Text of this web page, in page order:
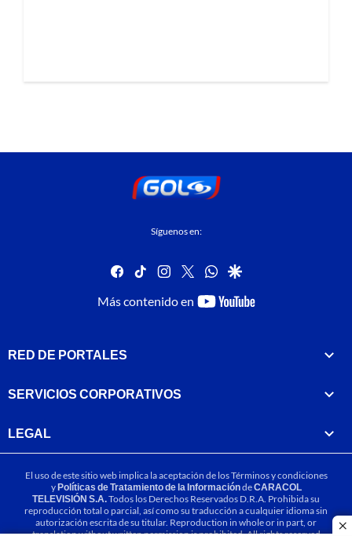
Síguenos en:
facebook
tiktok instagram
twitterwhatsapp
google
Más contenido en
youtube-
RED DE PORTALES
SERVICIOS CORPORATIVOS
LEGAL
El uso de este sitio web implica la aceptación de losTérminos y condiciones
yPolíticas de Tratamiento de la InformacióndeCARACOL
TELEVISIÓN S.A.Todos los Derechos Reservados D.R.A. Prohibida su
reproducción total o parcial, así como su traducción a cualquier idioma sin
autorización escrita de su titular. Reproduction in whole or in part, or